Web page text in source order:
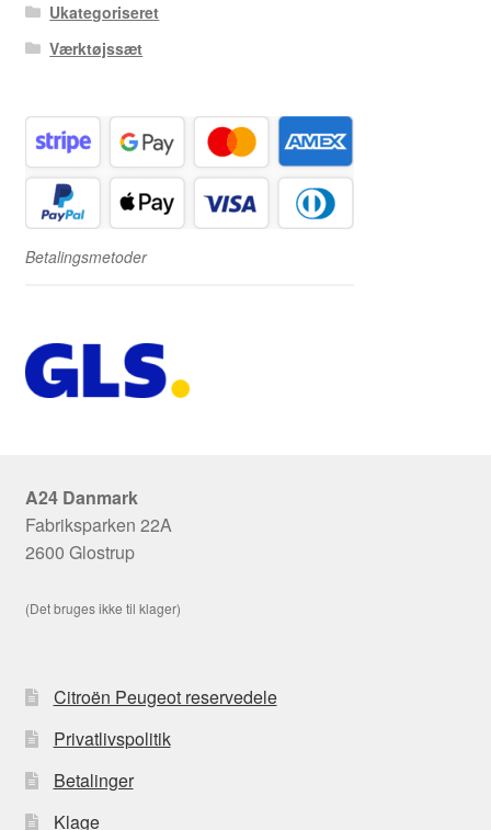
Ukategoriseret
Værktøjssæt
Betalingsmetoder
A24 Danmark
Fabriksparken 22A
2600 Glostrup
(Det bruges ikke til klager)
Citroën Peugeot reservedele
Privatlivspolitik
Betalinger
Klage